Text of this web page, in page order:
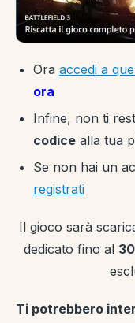
Ora accedi a
ora
Infine, non ti
codice alla tua
Se non hai un
registrati
Il gioco sarà
dedicato fino al
Ti potrebbero